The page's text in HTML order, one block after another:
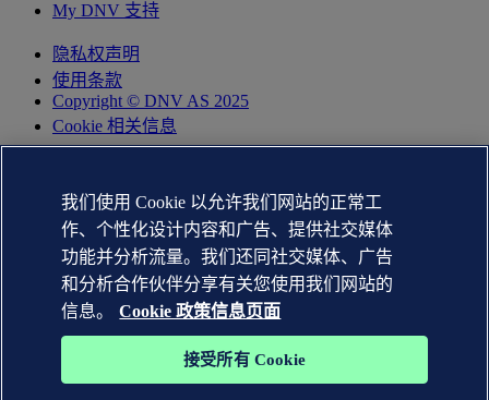
My DNV 支持
隐私权声明
使用条款
Copyright © DNV AS 2025
Cookie 相关信息
我们使用 Cookie 以允许我们网站的正常工
作、个性化设计内容和广告、提供社交媒体
功能并分析流量。我们还同社交媒体、广告
和分析合作伙伴分享有关您使用我们网站的
信息。
Cookie 政策信息页面
接受所有 Cookie